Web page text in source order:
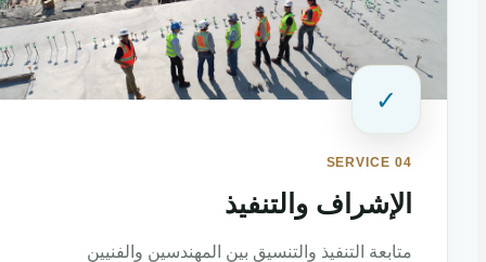
✓
SERVICE 04
الإشراف والتنفيذ
متابعة التنفيذ والتنسيق بين المهندسين والفنيين